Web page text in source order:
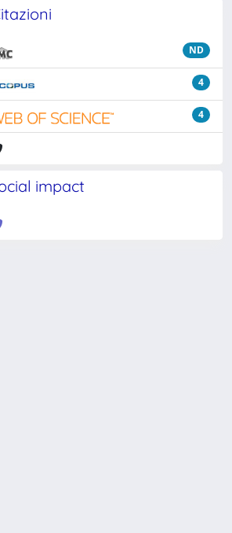
ND
4
4
impact